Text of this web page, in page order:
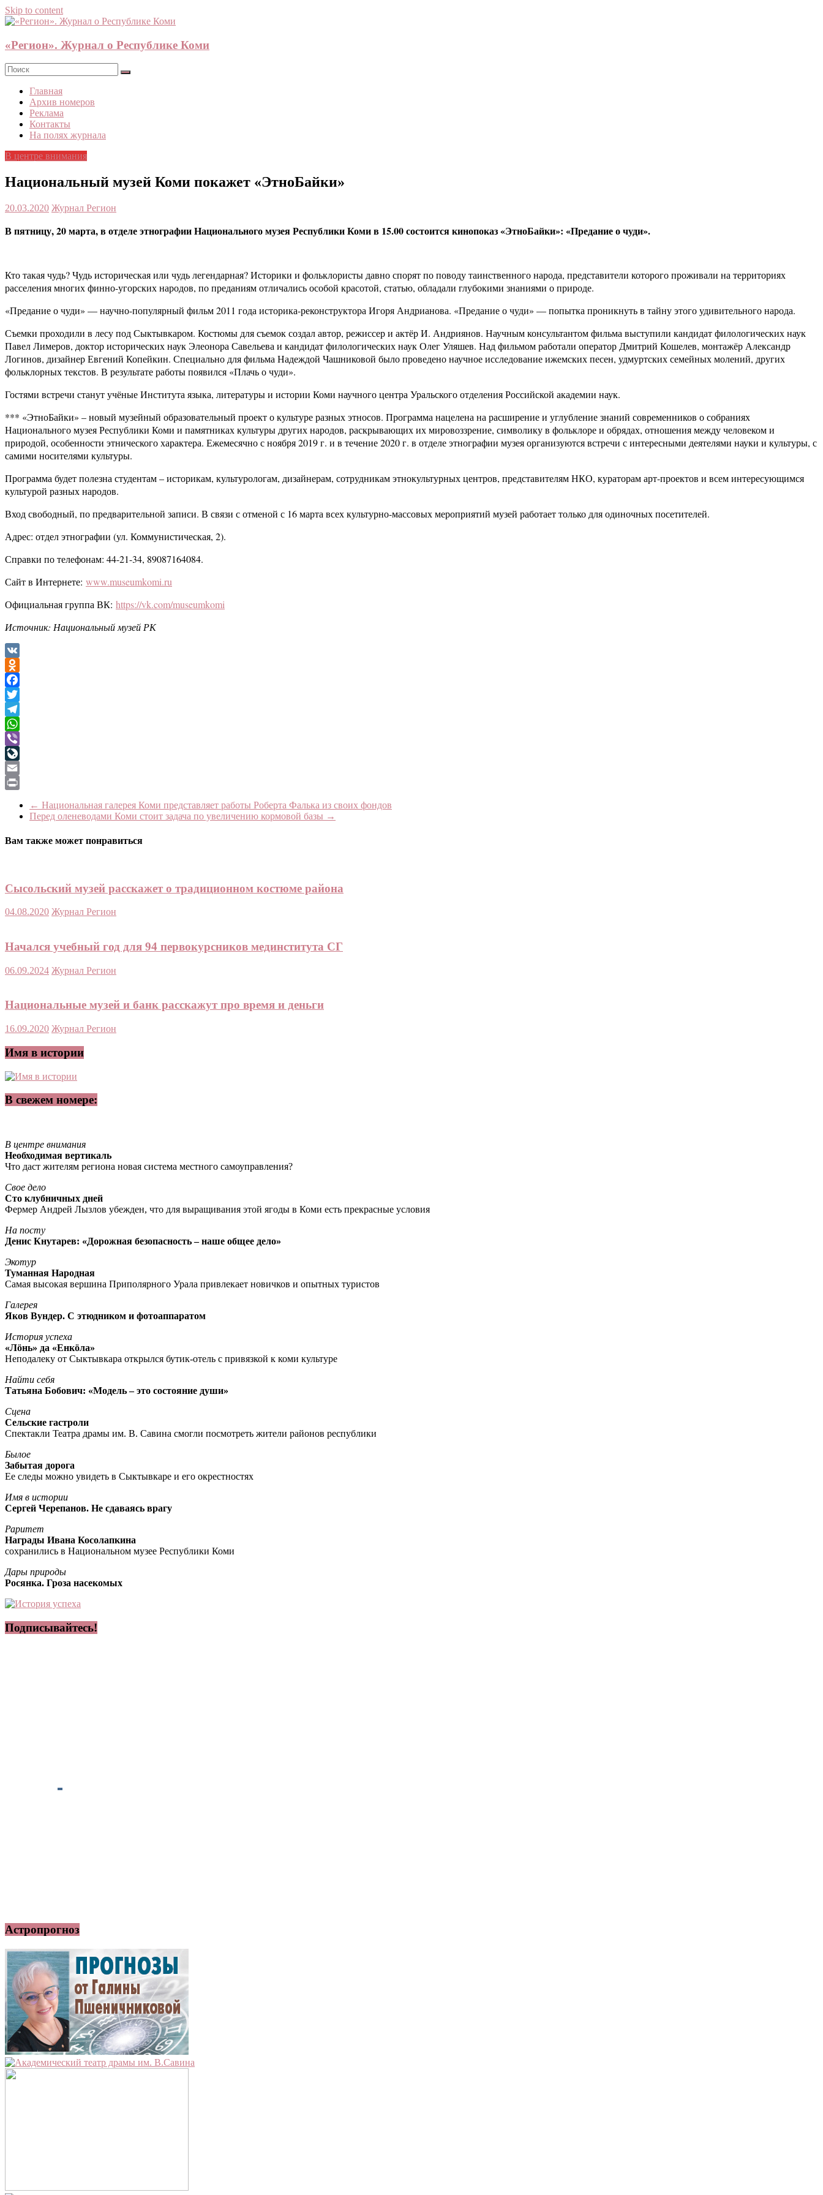
Skip to content
«Регион». Журнал о Республике Коми
Главная
Архив номеров
Реклама
Контакты
На полях журнала
В центре внимания
Национальный музей Коми покажет «ЭтноБайки»
20.03.2020 Журнал Регион
В пятницу, 20 марта, в отделе этнографии Национального музея Республики Коми в 15.00 состоится кинопоказ «ЭтноБайки»: «Предание о чуди».
Кто такая чудь? Чудь историческая или чудь легендарная? Историки и фольклористы давно спорят по поводу таинственного народа, представители которого проживали на территориях
расселения многих финно-угорских народов, по преданиям отличались особой красотой, статью, обладали глубокими знаниями о природе.
«Предание о чуди» — научно-популярный фильм 2011 года историка-реконструктора Игоря Андрианова. «Предание о чуди» — попытка проникнуть в тайну этого удивительного народа.
Съемки проходили в лесу под Сыктывкаром. Костюмы для съемок создал автор, режиссер и актёр И. Андриянов. Научным консультантом фильма выступили кандидат филологических наук
Павел Лимеров, доктор исторических наук Элеонора Савельева и кандидат филологических наук Олег Уляшев. Над фильмом работали оператор Дмитрий Кошелев, монтажёр Александр
Логинов, дизайнер Евгений Копейкин. Специально для фильма Надеждой Чашниковой было проведено научное исследование ижемских песен, удмуртских семейных молений, других
фольклорных текстов. В результате работы появился «Плачь о чуди».
Гостями встречи станут учёные Института языка, литературы и истории Коми научного центра Уральского отделения Российской академии наук.
*** «ЭтноБайки» – новый музейный образовательный проект о культуре разных этносов. Программа нацелена на расширение и углубление знаний современников о собраниях
Национального музея Республики Коми и памятниках культуры других народов, раскрывающих их мировоззрение, символику в фольклоре и обрядах, отношения между человеком и
природой, особенности этнического характера. Ежемесячно с ноября 2019 г. и в течение 2020 г. в отделе этнографии музея организуются встречи с интересными деятелями науки и культуры, с
самими носителями культуры.
Программа будет полезна студентам – историкам, культурологам, дизайнерам, сотрудникам этнокультурных центров, представителям НКО, кураторам арт-проектов и всем интересующимся
культурой разных народов.
Вход свободный, по предварительной записи. В связи с отменой с 16 марта всех культурно-массовых мероприятий музей работает только для одиночных посетителей.
Адрес: отдел этнографии (ул. Коммунистическая, 2).
Справки по телефонам: 44-21-34, 89087164084.
Сайт в Интернете: www.museumkomi.ru
Официальная группа ВК: https://vk.com/museumkomi
Источник: Национальный музей РК
VK
Odnoklassniki
Facebook
Twitter
Telegram
WhatsApp
Viber
LiveJournal
Email
← Национальная галерея Коми представляет работы Роберта Фалька из своих фондов
Перед оленеводами Коми стоит задача по увеличению кормовой базы →
Вам также может понравиться
Сысольский музей расскажет о традиционном костюме района
04.08.2020 Журнал Регион
Начался учебный год для 94 первокурсников мединститута СГ
06.09.2024 Журнал Регион
Национальные музей и банк расскажут про время и деньги
16.09.2020 Журнал Регион
Имя в истории
В свежем номере:
В центре внимания
Необходимая вертикаль
Что даст жителям региона новая система местного самоуправления?
Свое дело
Сто клубничных дней
Фермер Андрей Лызлов убежден, что для выращивания этой ягоды в Коми есть прекрасные условия
На посту
Денис Кнутарев: «Дорожная безопасность – наше общее дело»
Экотур
Туманная Народная
Самая высокая вершина Приполярного Урала привлекает новичков и опытных туристов
Галерея
Яков Вундер. С этюдником и фотоаппаратом
История успеха
«Лöнь» да «Енкöла»
Неподалеку от Сыктывкара открылся бутик-отель с привязкой к коми культуре
Найти себя
Татьяна Бобович: «Модель – это состояние души»
Сцена
Сельские гастроли
Спектакли Театра драмы им. В. Савина смогли посмотреть жители районов республики
Былое
Забытая дорога
Ее следы можно увидеть в Сыктывкаре и его окрестностях
Имя в истории
Сергей Черепанов. Не сдаваясь врагу
Раритет
Награды Ивана Косолапкина
сохранились в Национальном музее Республики Коми
Дары природы
Росянка. Гроза насекомых
Подписывайтесь!
Астропрогноз